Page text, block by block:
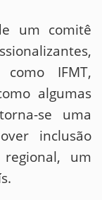
um comitê
IFMT,
algumas
se uma
inclusão
um